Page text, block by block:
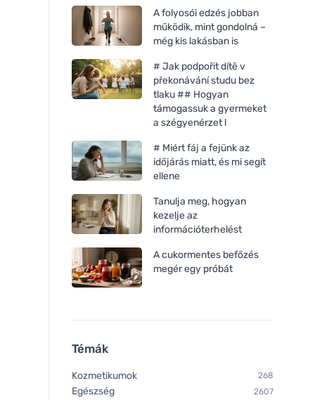
A folyosói edzés jobban
működik, mint gondolná –
még kis lakásban is
# Jak podpořit dítě v
překonávání studu bez
tlaku ## Hogyan
támogassuk a gyermeket
a szégyenérzet l
# Miért fáj a fejünk az
időjárás miatt, és mi segít
ellene
Tanulja meg, hogyan
kezelje az
információterhelést
A cukormentes befőzés
megér egy próbát
Témák
Kozmetikumok 268
Egészség 2607